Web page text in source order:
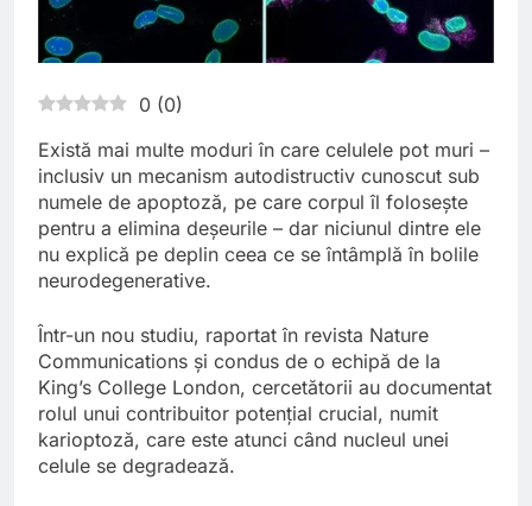
0 (0)
Există mai multe moduri în care celulele pot muri –
inclusiv un mecanism autodistructiv cunoscut sub
numele de apoptoză, pe care corpul îl folosește
pentru a elimina deșeurile – dar niciunul dintre ele
nu explică pe deplin ceea ce se întâmplă în bolile
neurodegenerative.
Într-un nou studiu, raportat în revista Nature
Communications și condus de o echipă de la
King’s College London, cercetătorii au documentat
rolul unui contribuitor potențial crucial, numit
karioptoză, care este atunci când nucleul unei
celule se degradează.